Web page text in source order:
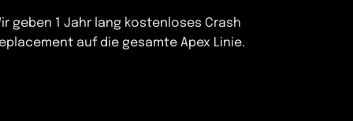
geben 1 Jahr lang kostenloses Crash
auf die gesamte Apex Linie.